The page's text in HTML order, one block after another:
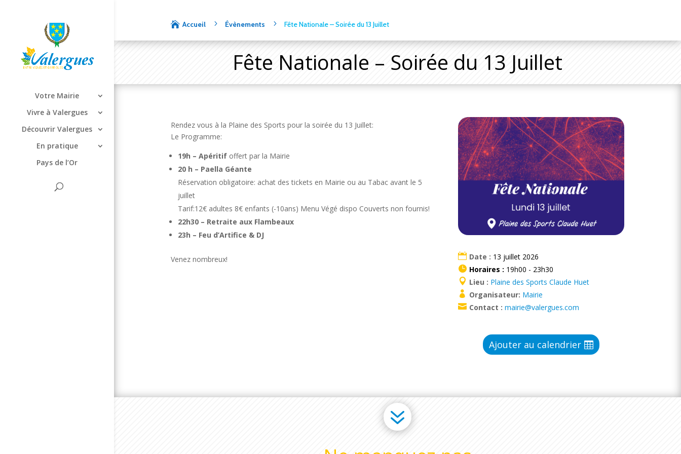
Votre Mairie
Vivre à Valergues
Découvrir Valergues
En pratique
Pays de l’Or
 Accueil 5 Évènements 5 Fête Nationale – Soirée du 13 Juillet
Fête Nationale – Soirée du 13 Juillet
Rendez vous à la Plaine des Sports pour la soirée du 13 Juillet:
Le Programme:
19h – Apéritifoffert par la Mairie
20 h – Paella Géante
Réservation obligatoire: achat des tickets en Mairie ou au Tabac avant le 5
juillet
Tarif:12€ adultes 8€ enfants (-10ans) Menu Végé dispo Couverts non fournis!
22h30 – Retraite aux Flambeaux
23h – Feu d’Artifice & DJ
Venez nombreux! Date : 13 juillet 2026
Horaires : 19h00 - 23h30
Lieu : Plaine des Sports Claude Huet
Organisateur: Mairie
Contact : mairie@valergues.com
Ajouter au calendrier
7